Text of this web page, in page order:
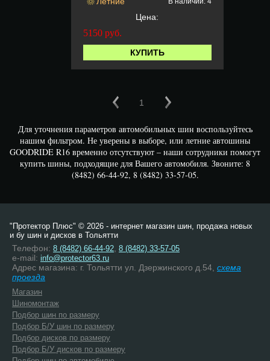
Цена:
5150 руб.
КУПИТЬ
1
Для уточнения параметров автомобильных шин воспользуйтесь
нашим фильтром. Не уверены в выборе, или летние автошины
GOODRIDE R16 временно отсутствуют – наши сотрудники помогут
купить шины, подходящие для Вашего автомобиля. Звоните: 8
(8482) 66-44-92, 8 (8482) 33-57-05.
"Протектор Плюс" © 2026 - интернет магазин шин, продажа новых
и бу шин и дисков в Тольятти
Телефон: 8 (8482) 66-44-92 8 (8482) 33-57-05
e-mail: info@protector63.ru
Адрес магазина: г. Тольятти ул. Дзержинского д.54, схема
проезда
Магазин
Шиномонтаж
Подбор шин по размеру
Подбор Б/У шин по размеру
Подбор дисков по размеру
Подбор Б/У дисков по размеру